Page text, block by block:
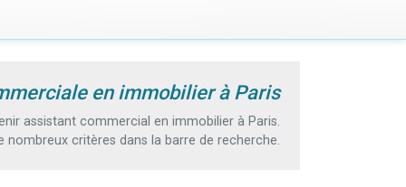
en immobilier à Paris
assistant commercial en immobilier à Paris.
critères dans la barre de recherche.